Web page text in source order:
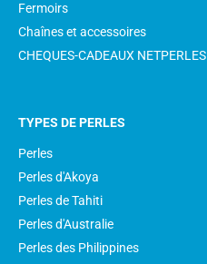
Fermoirs
Chaînes et accessoires
CHEQUES-CADEAUX NETPERLES
TYPES DE PERLES
Perles
Perles d'Akoya
Perles de Tahiti
Perles d'Australie
Perles des Philippines